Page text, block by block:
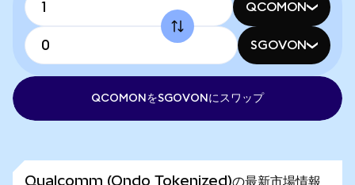
QCOMON
SGOVON
QCOMONをSGOVONにスワップ
Qualcomm (Ondo Tokenized)の最新市場情報